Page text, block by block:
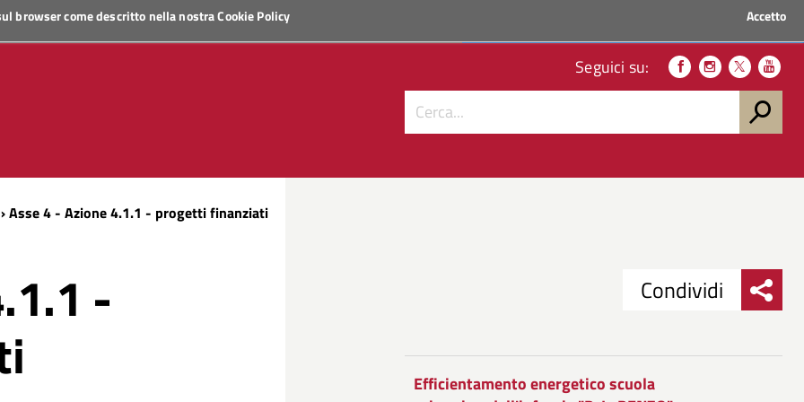
browser come descritto nella nostraCookie Policy Accetto
Seguici su:
› Asse 4 - Azione 4.1.1 - progetti finanziati
-
Condividi
Condividi
Efficientamento energetico scuola